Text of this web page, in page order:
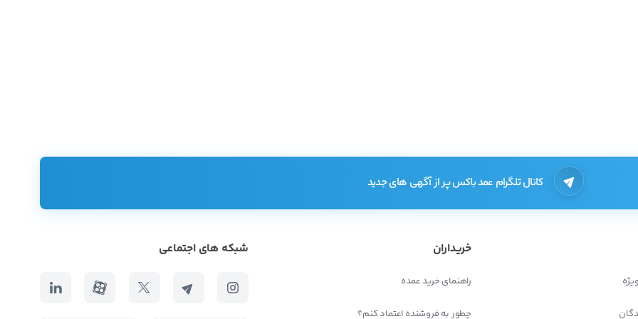
کانال تلگرام عمد باکس پر از آگهی های جدید
خریداران
راهنمای خرید عمده
چطور به فروشنده اعتماد کنم؟
شبکه های اجتماعی